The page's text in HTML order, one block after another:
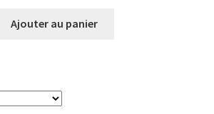
Ajouter au panier